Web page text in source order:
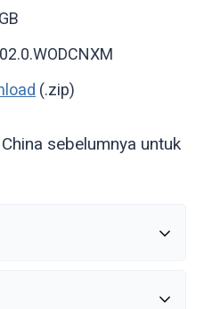
(.zip)
sebelumnya untuk